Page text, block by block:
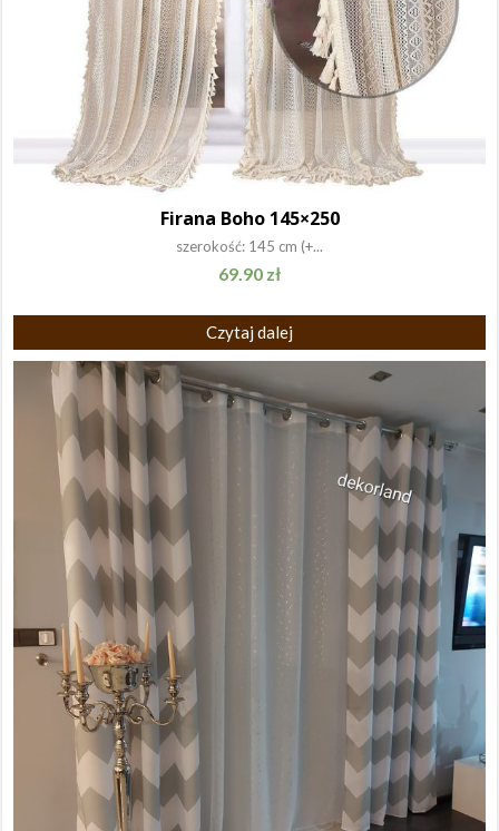
Firana Boho 145×250
szerokość: 145 cm (+...
69.90 zł
Czytaj dalej